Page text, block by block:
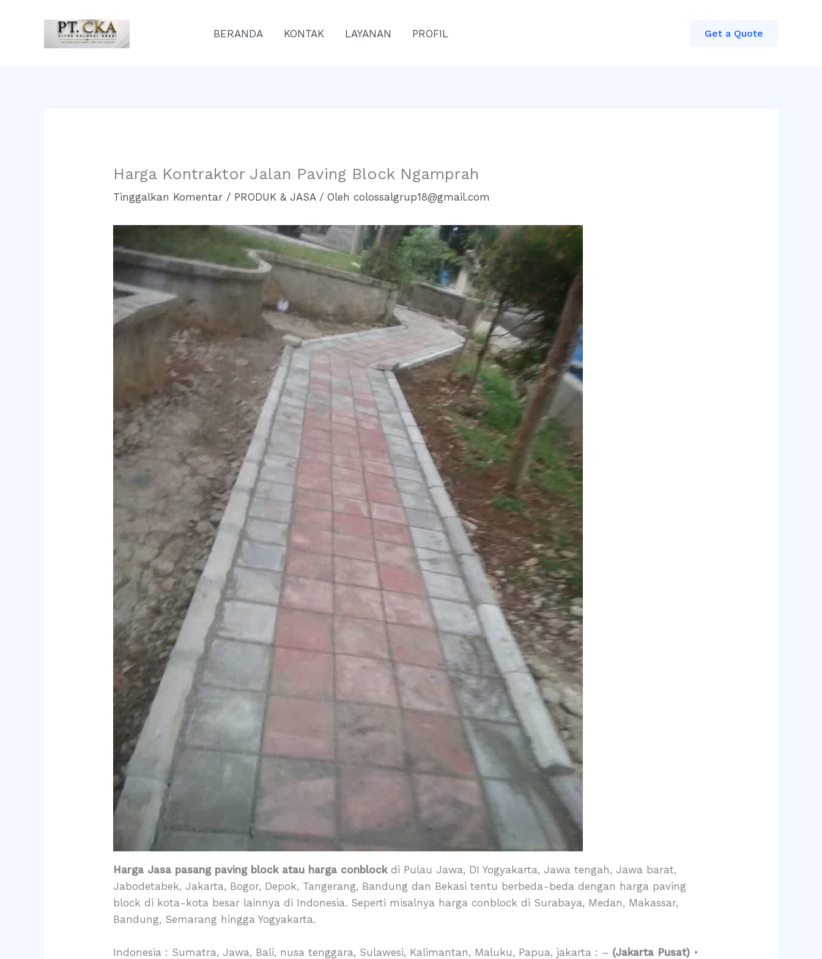
BERANDA KONTAK LAYANAN PROFIL Get a Quote
Harga Kontraktor Jalan Paving Block Ngamprah
Tinggalkan Komentar / PRODUK & JASA/ Olehcolossalgrup18@gmail.com
Harga Jasa pasang paving block atau harga conblockdi Pulau Jawa, DI Yogyakarta, Jawa tengah, Jawa barat,
Jabodetabek, Jakarta, Bogor, Depok, Tangerang, Bandung dan Bekasi tentu berbeda-beda dengan harga paving
block di kota-kota besar lainnya di Indonesia. Seperti misalnya harga conblock di Surabaya, Medan, Makassar,
Bandung, Semarang hingga Yogyakarta.
Indonesia : Sumatra, Jawa, Bali, nusa tenggara, Sulawesi, Kalimantan, Maluku, Papua, jakarta : – (Jakarta Pusat) •